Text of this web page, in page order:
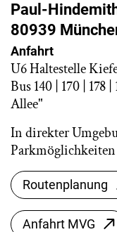
Paul-
80939
Anfahrt
U6 Haltestelle
Bus 140 | 170 |
Allee"
In direkter
Routenplanung
Anfahrt MVG